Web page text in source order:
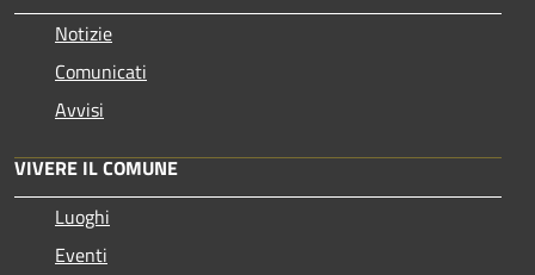
Notizie
Comunicati
Avvisi
VIVERE IL COMUNE
Luoghi
Eventi